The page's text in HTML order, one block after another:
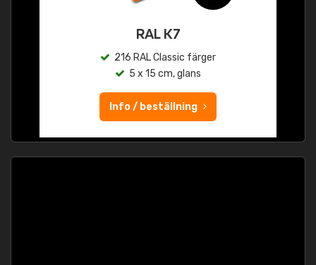
RAL K7
216 RAL Classic färger
5 x 15 cm, glans
Info / beställning